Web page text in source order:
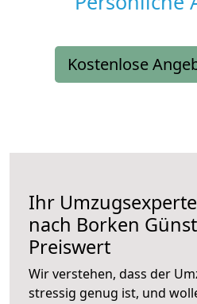
Kostenlose
Ihr
nach Borken
Preiswert
Wir verstehen, dass der
stressig genug ist, und